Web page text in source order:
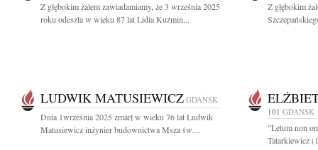
Z głębokim żalem zawiadamiamy, że 3 września 2025
roku odeszła w wieku 87 lat Lidia Kuźmin...
Z głębokim
LUDWIK MATUSIEWICZ GDAŃSK
Dnia 1września 2025 zmarł w wieku 76 lat Ludwik
Matusiewicz inżynier budownictwa Msza św....
101 GDAŃSK
"Letum non
Tatarkiewicz